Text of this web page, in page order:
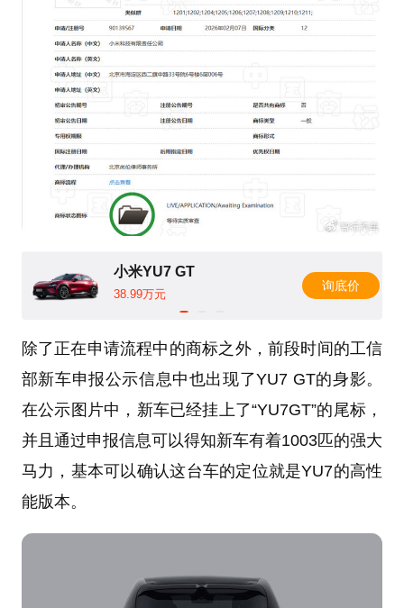
小米YU7 GT
38.99万元
询底价
除了正在申请流程中的商标之外，前段时间的工信
部新车申报公示信息中也出现了YU7 GT的身影。
在公示图片中，新车已经挂上了“YU7GT”的尾标，
并且通过申报信息可以得知新车有着1003匹的强大
马力，基本可以确认这台车的定位就是YU7的高性
能版本。